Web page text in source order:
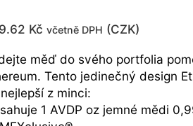
Kč včetně DPH (CZK)
měď do svého portfolia
Tento jedinečný design
z minci:
1 AVDP oz jemné mědi